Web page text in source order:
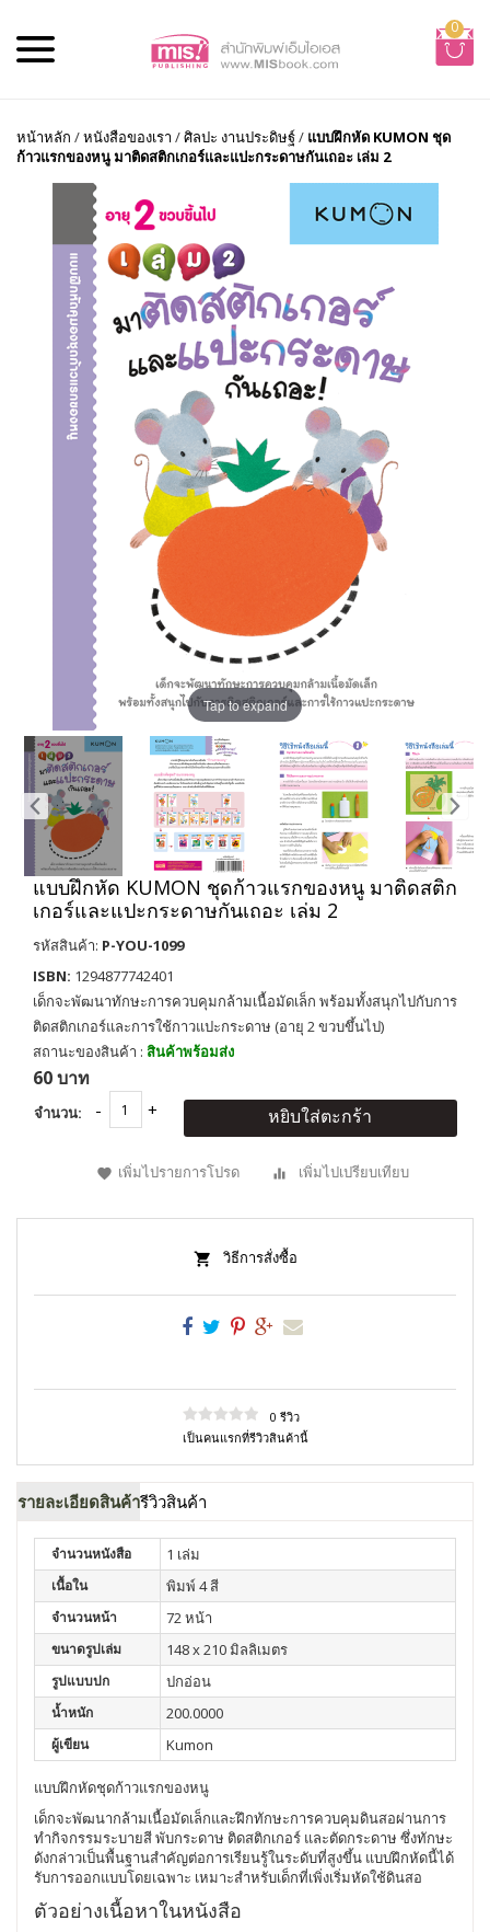
0
หน้าหลัก /หนังสือของเรา /ศิลปะ งานประดิษฐ์/ แบบฝึกหัด KUMON ชุด
ก้าวแรกของหนู มาติดสติกเกอร์และแปะกระดาษกันเถอะ เล่ม 2
Tap to expand
แบบฝึกหัด KUMON ชุดก้าวแรกของหนู มาติดสติก
เกอร์และแปะกระดาษกันเถอะ เล่ม 2
รหัสสินค้า: P-YOU-1099
ISBN: 1294877742401
เด็กจะพัฒนาทักษะการควบคุมกล้ามเนื้อมัดเล็ก พร้อมทั้งสนุกไปกับการ
ติดสติกเกอร์และการใช้กาวแปะกระดาษ (อายุ 2 ขวบขึ้นไป)
สถานะของสินค้า : สินค้าพร้อมส่ง
60 บาท
จำนวน: หยิบใส่ตะกร้า
เพิ่มไปรายการโปรด เพิ่มไปเปรียบเทียบ
วิธีการสั่งซื้อ
0 รีวิว
เป็นคนแรกที่รีวิวสินค้านี้
รายละเอียดสินค้ารีวิวสินค้า
จำนวนหนังสือ 1 เล่ม
เนื้อใน พิมพ์ 4 สี
จำนวนหน้า 72 หน้า
ขนาดรูปเล่ม 148 x 210 มิลลิเมตร
รูปแบบปก ปกอ่อน
น้ำหนัก 200.0000
ผู้เขียน Kumon
แบบฝึกหัดชุดก้าวแรกของหนู
เด็กจะพัฒนากล้ามเนื้อมัดเล็กและฝึกทักษะการควบคุมดินสอผ่านการ
ทำกิจกรรมระบายสี พับกระดาษ ติดสติกเกอร์ และตัดกระดาษ ซึ่งทักษะ
ดังกล่าวเป็นพื้นฐานสำคัญต่อการเรียนรู้ในระดับที่สูงขึ้น แบบฝึกหัดนี้ได้
รับการออกแบบโดยเฉพาะ เหมาะสำหรับเด็กที่เพิ่งเริ่มหัดใช้ดินสอ
ตัวอย่างเนื้อหาในหนังสือ